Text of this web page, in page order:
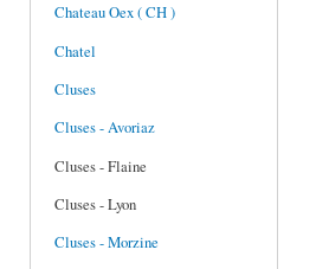
Chateau Oex ( CH )
Chatel
Cluses
Cluses - Avoriaz
Cluses - Flaine
Cluses - Lyon
Cluses - Morzine